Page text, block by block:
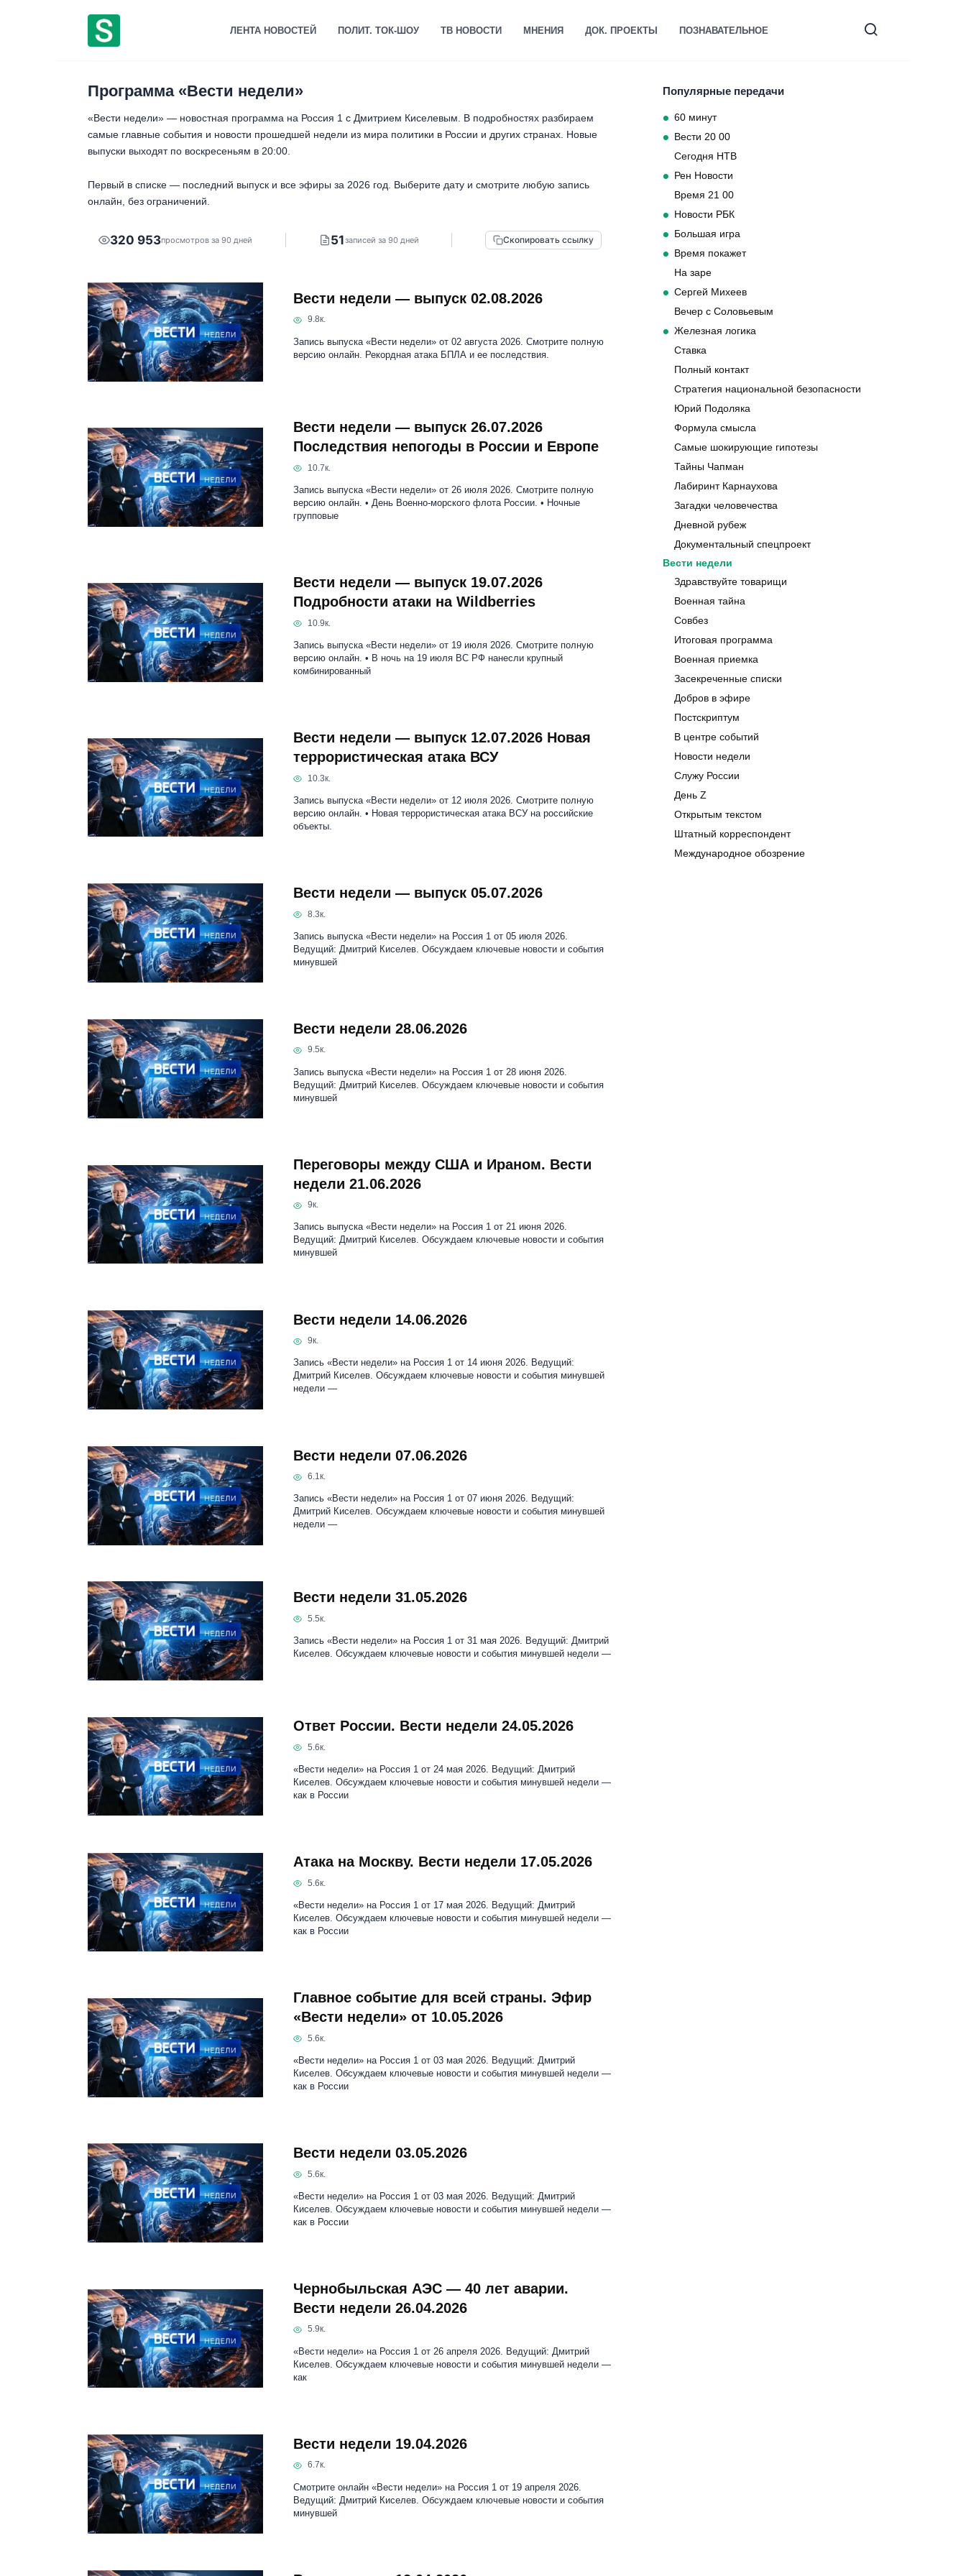
ЛЕНТА НОВОСТЕЙ ПОЛИТ. ТОК-ШОУ ТВ НОВОСТИ МНЕНИЯ ДОК. ПРОЕКТЫ ПОЗНАВАТЕЛЬНОЕ
Программа «Вести недели»
«Вести недели» — новостная программа на Россия 1 с Дмитрием Киселевым. В подробностях разбираем
самые главные события и новости прошедшей недели из мира политики в России и других странах. Новые
выпуски выходят по воскресеньям в 20:00.
Первый в списке — последний выпуск и все эфиры за 2026 год. Выберите дату и смотрите любую запись
онлайн, без ограничений.
320 953просмотров за 90 дней 51записей за 90 дней Скопировать ссылку
Вести недели — выпуск 02.08.2026
9.8к.
Запись выпуска «Вести недели» от 02 августа 2026. Смотрите полную
версию онлайн. Рекордная атака БПЛА и ее последствия.
Вести недели — выпуск 26.07.2026
Последствия непогоды в России и Европе
10.7к.
Запись выпуска «Вести недели» от 26 июля 2026. Смотрите полную
версию онлайн. • День Военно-морского флота России. • Ночные
групповые
Вести недели — выпуск 19.07.2026
Подробности атаки на Wildberries
10.9к.
Запись выпуска «Вести недели» от 19 июля 2026. Смотрите полную
версию онлайн. • В ночь на 19 июля ВС РФ нанесли крупный
комбинированный
Вести недели — выпуск 12.07.2026 Новая
террористическая атака ВСУ
10.3к.
Запись выпуска «Вести недели» от 12 июля 2026. Смотрите полную
версию онлайн. • Новая террористическая атака ВСУ на российские
объекты.
Вести недели — выпуск 05.07.2026
8.3к.
Запись выпуска «Вести недели» на Россия 1 от 05 июля 2026.
Ведущий: Дмитрий Киселев. Обсуждаем ключевые новости и события
минувшей
Вести недели 28.06.2026
9.5к.
Запись выпуска «Вести недели» на Россия 1 от 28 июня 2026.
Ведущий: Дмитрий Киселев. Обсуждаем ключевые новости и события
минувшей
Переговоры между США и Ираном. Вести
недели 21.06.2026
9к.
Запись выпуска «Вести недели» на Россия 1 от 21 июня 2026.
Ведущий: Дмитрий Киселев. Обсуждаем ключевые новости и события
минувшей
Вести недели 14.06.2026
9к.
Запись «Вести недели» на Россия 1 от 14 июня 2026. Ведущий:
Дмитрий Киселев. Обсуждаем ключевые новости и события минувшей
недели —
Вести недели 07.06.2026
6.1к.
Запись «Вести недели» на Россия 1 от 07 июня 2026. Ведущий:
Дмитрий Киселев. Обсуждаем ключевые новости и события минувшей
недели —
Вести недели 31.05.2026
5.5к.
Запись «Вести недели» на Россия 1 от 31 мая 2026. Ведущий: Дмитрий
Киселев. Обсуждаем ключевые новости и события минувшей недели —
Ответ России. Вести недели 24.05.2026
5.6к.
«Вести недели» на Россия 1 от 24 мая 2026. Ведущий: Дмитрий
Киселев. Обсуждаем ключевые новости и события минувшей недели —
как в России
Атака на Москву. Вести недели 17.05.2026
5.6к.
«Вести недели» на Россия 1 от 17 мая 2026. Ведущий: Дмитрий
Киселев. Обсуждаем ключевые новости и события минувшей недели —
как в России
Главное событие для всей страны. Эфир
«Вести недели» от 10.05.2026
5.6к.
«Вести недели» на Россия 1 от 03 мая 2026. Ведущий: Дмитрий
Киселев. Обсуждаем ключевые новости и события минувшей недели —
как в России
Вести недели 03.05.2026
5.6к.
«Вести недели» на Россия 1 от 03 мая 2026. Ведущий: Дмитрий
Киселев. Обсуждаем ключевые новости и события минувшей недели —
как в России
Чернобыльская АЭС — 40 лет аварии.
Вести недели 26.04.2026
5.9к.
«Вести недели» на Россия 1 от 26 апреля 2026. Ведущий: Дмитрий
Киселев. Обсуждаем ключевые новости и события минувшей недели —
как
Вести недели 19.04.2026
6.7к.
Смотрите онлайн «Вести недели» на Россия 1 от 19 апреля 2026.
Ведущий: Дмитрий Киселев. Обсуждаем ключевые новости и события
минувшей
Популярные передачи
60 минут
Вести 20 00
Сегодня НТВ
Рен Новости
Время 21 00
Новости РБК
Большая игра
Время покажет
На заре
Сергей Михеев
Вечер с Соловьевым
Железная логика
Ставка
Полный контакт
Стратегия национальной безопасности
Юрий Подоляка
Формула смысла
Самые шокирующие гипотезы
Тайны Чапман
Лабиринт Карнаухова
Загадки человечества
Дневной рубеж
Документальный спецпроект
Вести недели
Здравствуйте товарищи
Военная тайна
Совбез
Итоговая программа
Военная приемка
Засекреченные списки
Добров в эфире
Постскриптум
В центре событий
Новости недели
Служу России
День Z
Открытым текстом
Штатный корреспондент
Международное обозрение